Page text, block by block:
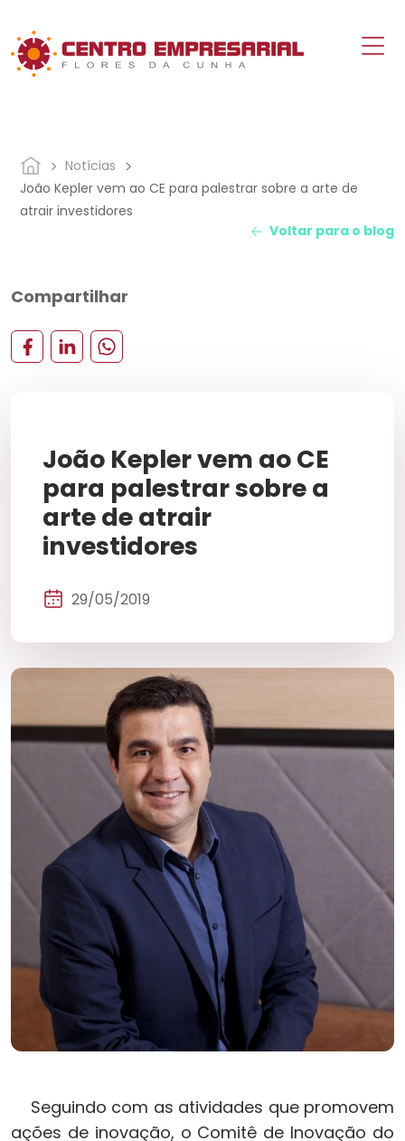
Notícias
João Kepler vem ao CE para palestrar sobre a arte de
atrair investidores
Voltar para o blog
Compartilhar
João Kepler vem ao CE
para palestrar sobre a
arte de atrair
investidores
29/05/2019
Seguindo com as atividades que promovem
ações de inovação, o Comitê de Inovação do